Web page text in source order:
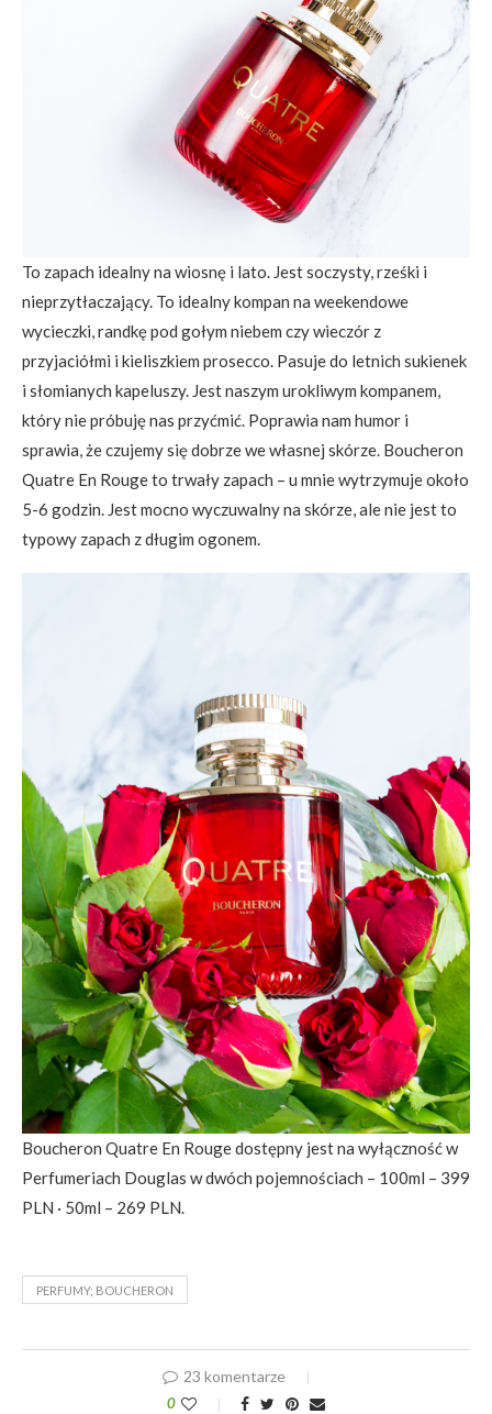
To zapach idealny na wiosnę i lato. Jest soczysty, rześki i
nieprzytłaczający. To idealny kompan na weekendowe
wycieczki, randkę pod gołym niebem czy wieczór z
przyjaciółmi i kieliszkiem prosecco. Pasuje do letnich sukienek
i słomianych kapeluszy. Jest naszym urokliwym kompanem,
który nie próbuję nas przyćmić. Poprawia nam humor i
sprawia, że czujemy się dobrze we własnej skórze. Boucheron
Quatre En Rouge to trwały zapach – u mnie wytrzymuje około
5-6 godzin. Jest mocno wyczuwalny na skórze, ale nie jest to
typowy zapach z długim ogonem.
Boucheron Quatre En Rouge dostępny jest na wyłączność w
Perfumeriach Douglas w dwóch pojemnościach – 100ml – 399
PLN · 50ml – 269 PLN.
PERFUMY; BOUCHERON
23 komentarze
0